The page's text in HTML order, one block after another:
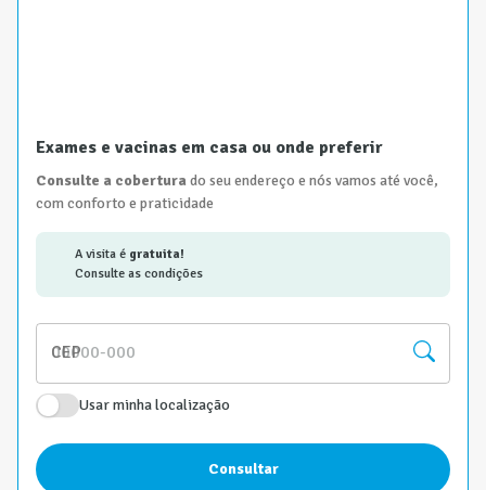
Exames e vacinas em casa ou onde preferir
Consulte a cobertura do seu endereço e nós vamos até você,
com conforto e praticidade
A visita é gratuita!
Consulte as condições
CEP
Usar minha localização
Consultar